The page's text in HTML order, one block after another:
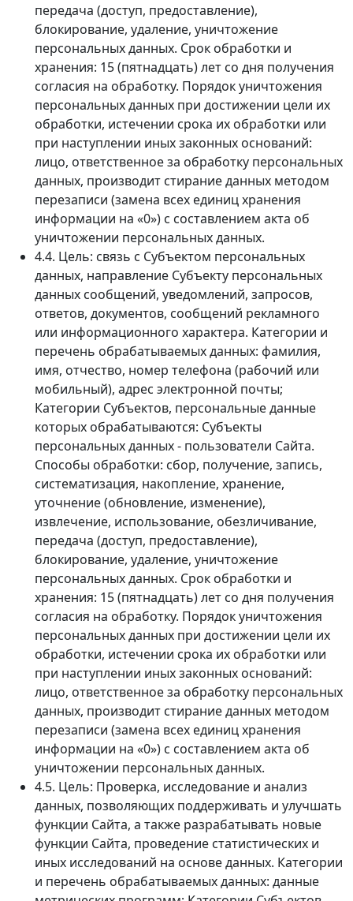
передача (доступ, предоставление),
блокирование, удаление, уничтожение
персональных данных. Срок обработки и
хранения: 15 (пятнадцать) лет со дня получения
согласия на обработку. Порядок уничтожения
персональных данных при достижении цели их
обработки, истечении срока их обработки или
при наступлении иных законных оснований:
лицо, ответственное за обработку персональных
данных, производит стирание данных методом
перезаписи (замена всех единиц хранения
информации на «0») с составлением акта об
уничтожении персональных данных.
4.4. Цель: связь с Субъектом персональных
данных, направление Субъекту персональных
данных сообщений, уведомлений, запросов,
ответов, документов, сообщений рекламного
или информационного характера. Категории и
перечень обрабатываемых данных: фамилия,
имя, отчество, номер телефона (рабочий или
мобильный), адрес электронной почты;
Категории Субъектов, персональные данные
которых обрабатываются: Субъекты
персональных данных - пользователи Сайта.
Способы обработки: сбор, получение, запись,
систематизация, накопление, хранение,
уточнение (обновление, изменение),
извлечение, использование, обезличивание,
передача (доступ, предоставление),
блокирование, удаление, уничтожение
персональных данных. Срок обработки и
хранения: 15 (пятнадцать) лет со дня получения
согласия на обработку. Порядок уничтожения
персональных данных при достижении цели их
обработки, истечении срока их обработки или
при наступлении иных законных оснований:
лицо, ответственное за обработку персональных
данных, производит стирание данных методом
перезаписи (замена всех единиц хранения
информации на «0») с составлением акта об
уничтожении персональных данных.
4.5. Цель: Проверка, исследование и анализ
данных, позволяющих поддерживать и улучшать
функции Сайта, а также разрабатывать новые
функции Сайта, проведение статистических и
иных исследований на основе данных. Категории
и перечень обрабатываемых данных: данные